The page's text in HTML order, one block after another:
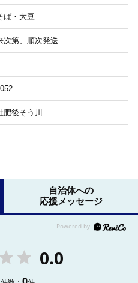
ば・大豆
次第、順次発送
肥後そう川
自治体への
応援メッセージ
0.0